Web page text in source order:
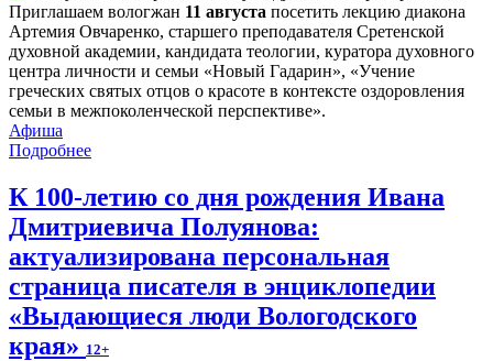
Приглашаем вологжан 11 августа посетить лекцию диакона
Артемия Овчаренко, старшего преподавателя Сретенской
духовной академии, кандидата теологии, куратора духовного
центра личности и семьи «Новый Гадарин», «Учение
греческих святых отцов о красоте в контексте оздоровления
семьи в межпоколенческой перспективе».
Афиша
Подробнее
К 100-летию со дня рождения Ивана
Дмитриевича Полуянова:
актуализирована персональная
страница писателя в энциклопедии
«Выдающиеся люди Вологодского
края» 12+